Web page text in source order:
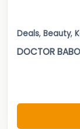
Deals, Beauty,
DOCTOR